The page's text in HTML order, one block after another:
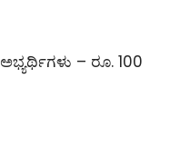
– ರೂ. 100